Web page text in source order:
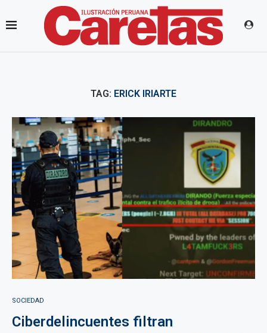
TAG: ERICK IRIARTE
SOCIEDAD
Ciberdelincuentes filtran